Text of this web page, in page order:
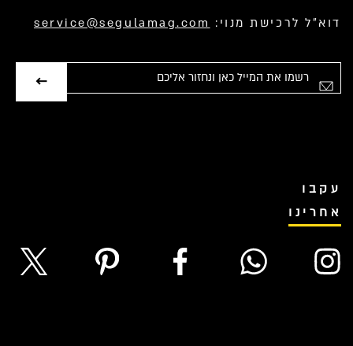
דוא”ל לרכישת מנוי: service@segulamag.com
עקבו
אחרינו